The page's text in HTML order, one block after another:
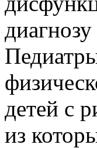
детей с
из